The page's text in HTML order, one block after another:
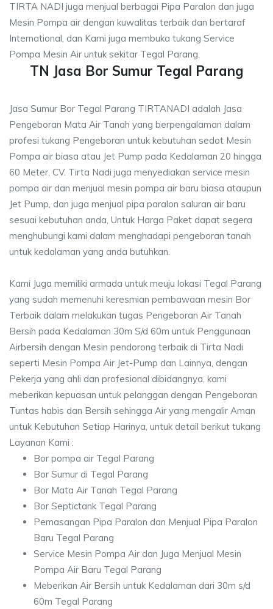
TIRTA NADI juga menjual berbagai Pipa Paralon dan juga
Mesin Pompa air dengan kuwalitas terbaik dan bertaraf
International, dan Kami juga membuka tukang Service
Pompa Mesin Air untuk sekitar Tegal Parang.
TN Jasa Bor Sumur Tegal Parang
Jasa Sumur Bor Tegal Parang TIRTANADI adalah Jasa
Pengeboran Mata Air Tanah yang berpengalaman dalam
profesi tukang Pengeboran untuk kebutuhan sedot Mesin
Pompa air biasa atau Jet Pump pada Kedalaman 20 hingga
60 Meter, CV. Tirta Nadi juga menyediakan service mesin
pompa air dan menjual mesin pompa air baru biasa ataupun
Jet Pump, dan juga menjual pipa paralon saluran air baru
sesuai kebutuhan anda, Untuk Harga Paket dapat segera
menghubungi kami dalam menghadapi pengeboran tanah
untuk kedalaman yang anda butuhkan.
Kami Juga memiliki armada untuk meuju lokasi Tegal Parang
yang sudah memenuhi keresmian pembawaan mesin Bor
Terbaik dalam melakukan tugas Pengeboran Air Tanah
Bersih pada Kedalaman 30m S/d 60m untuk Penggunaan
Airbersih dengan Mesin pendorong terbaik di Tirta Nadi
seperti Mesin Pompa Air Jet-Pump dan Lainnya, dengan
Pekerja yang ahli dan profesional dibidangnya, kami
meberikan kepuasan untuk pelanggan dengan Pengeboran
Tuntas habis dan Bersih sehingga Air yang mengalir Aman
untuk Kebutuhan Setiap Harinya, untuk detail berikut tukang
Layanan Kami :
Bor pompa air Tegal Parang
Bor Sumur di Tegal Parang
Bor Mata Air Tanah Tegal Parang
Bor Septictank Tegal Parang
Pemasangan Pipa Paralon dan Menjual Pipa Paralon
Baru Tegal Parang
Service Mesin Pompa Air dan Juga Menjual Mesin
Pompa Air Baru Tegal Parang
Meberikan Air Bersih untuk Kedalaman dari 30m s/d
60m Tegal Parang